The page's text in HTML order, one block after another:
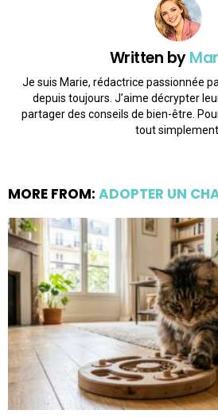
Written by
Je suis Marie, rédactrice passionnée
depuis toujours. J’aime décrypter
partager des conseils de bien-être.
tout
MORE FROM: ADOPTER UN